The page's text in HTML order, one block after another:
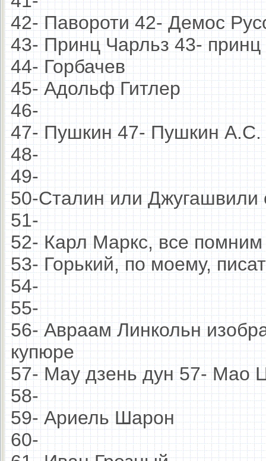
42- Павороти 42- Демос
43- Принц Чарльз 43-
44- Горбачев
45- Адольф Гитлер
46-
47- Пушкин 47- Пушкин
48-
49-
50-Сталин или
51-
52- Карл Маркс, все
53- Горький, по моему,
54-
55-
56- Авраам Линкольн
купюре
57- Мау дзень дун 57- Мао
58-
59- Ариель Шарон
60-